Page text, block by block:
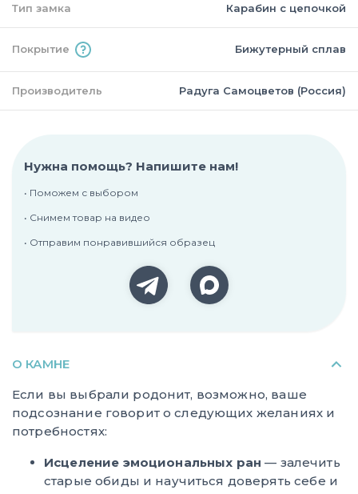
Тип замка Карабин с цепочкой
Покрытие Бижутерный сплав
Производитель Радуга Самоцветов (Россия)
Нужна помощь? Напишите нам!
• Поможем с выбором
• Снимем товар на видео
• Отправим понравившийся образец
О КАМНЕ
Если вы выбрали родонит, возможно, ваше
подсознание говорит о следующих желаниях и
потребностях:
Исцеление эмоциональных ран — залечить
старые обиды и научиться доверять себе и